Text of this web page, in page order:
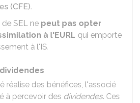
(CFE).
de SEL ne peut pas opter
à l'EURL qui emporte
à l'IS.
réalise des bénéfices, l'associé
à percevoir des dividendes. Ces